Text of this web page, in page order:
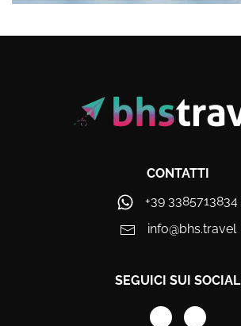
CONTATTI
+39 3385713834
info@bhs.travel
SEGUICI SUI SOCIAL